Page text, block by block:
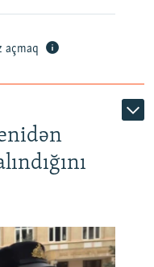
açmaq